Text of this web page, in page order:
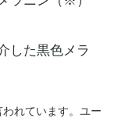
した黒色メラ
れています。ユー